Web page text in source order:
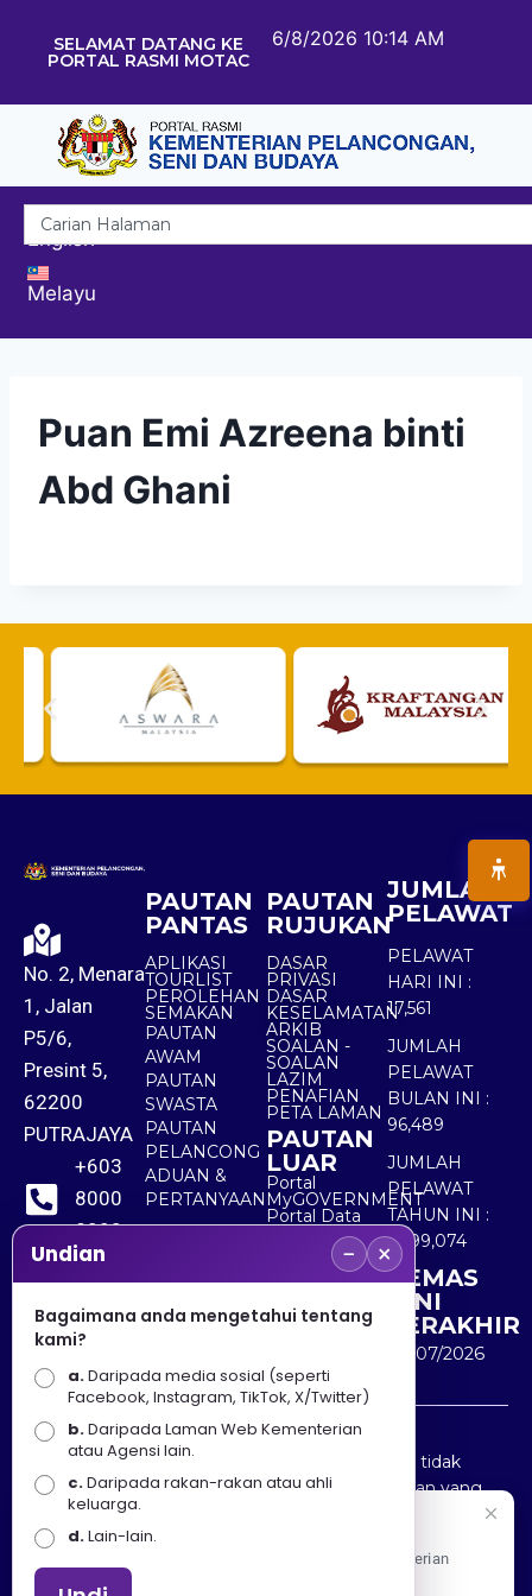
SELAMAT DATANG KE
PORTAL RASMI MOTAC
6/8/2026 10:14 AM
English
Melayu
Puan Emi Azreena binti
Abd Ghani
No. 2, Menara
1, Jalan
P5/6,
Presint 5,
62200
PUTRAJAYA
+603
8000
8000
+603
8891
7100
PAUTAN
PANTAS
APLIKASI
TOURLIST
PEROLEHAN
SEMAKAN
PAUTAN
AWAM
PAUTAN
SWASTA
PAUTAN
PELANCONG
ADUAN &
PERTANYAAN
PAUTAN
RUJUKAN
DASAR
PRIVASI
DASAR
KESELAMATAN
ARKIB
SOALAN -
SOALAN
LAZIM
PENAFIAN
PETA LAMAN
PAUTAN
LUAR
Portal
MyGOVERNMENT
Portal Data
Terbuka
Sektor Awam
JUMLAH
PELAWAT
PELAWAT
HARI INI :
17,561
JUMLAH
PELAWAT
BULAN INI :
96,489
JUMLAH
PELAWAT
TAHUN INI :
5,499,074
KEMAS
KINI
TERAKHIR
30/07/2026
Penafian : Kerajaan Malaysia dan Kementerian
Pelancongan Seni dan Budaya (MOTAC) adalah tidak
bertanggungjawab atas kehilangan atau kerugian yang
disebabkan oleh penggunaan mana-mana maklumat
yang diperolehi dari portal ini.
Undian − ×
Bagaimana anda mengetahui tentang
kami?
a.Daripada media sosial (seperti
Facebook, Instagram, TikTok, X/Twitter)
b.Daripada Laman Web Kementerian
atau Agensi lain.
c.Daripada rakan-rakan atau ahli
keluarga.
d.Lain-lain.
Apa Khabar! Selamat datang ke Portal Rasmi Kementerian
Pelancongan, Seni dan Budaya